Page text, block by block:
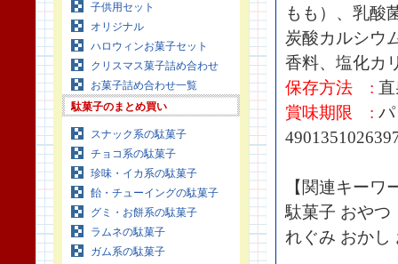
子供用セット
オリジナル
ハロウィンお菓子セット
クリスマス菓子詰め合わせ
お菓子詰め合わせ一覧
駄菓子のまとめ買い
スナック系の駄菓子
チョコ系の駄菓子
珍味・イカ系の駄菓子
飴・チューイングの駄菓子
グミ・お餅系の駄菓子
ラムネの駄菓子
ガム系の駄菓子
もも）、乳酸
炭酸カルシウ
香料、塩化カ
保存方法 :
賞味期限 :
【関連キーワ
駄菓子 おやつ
れぐみ おかし